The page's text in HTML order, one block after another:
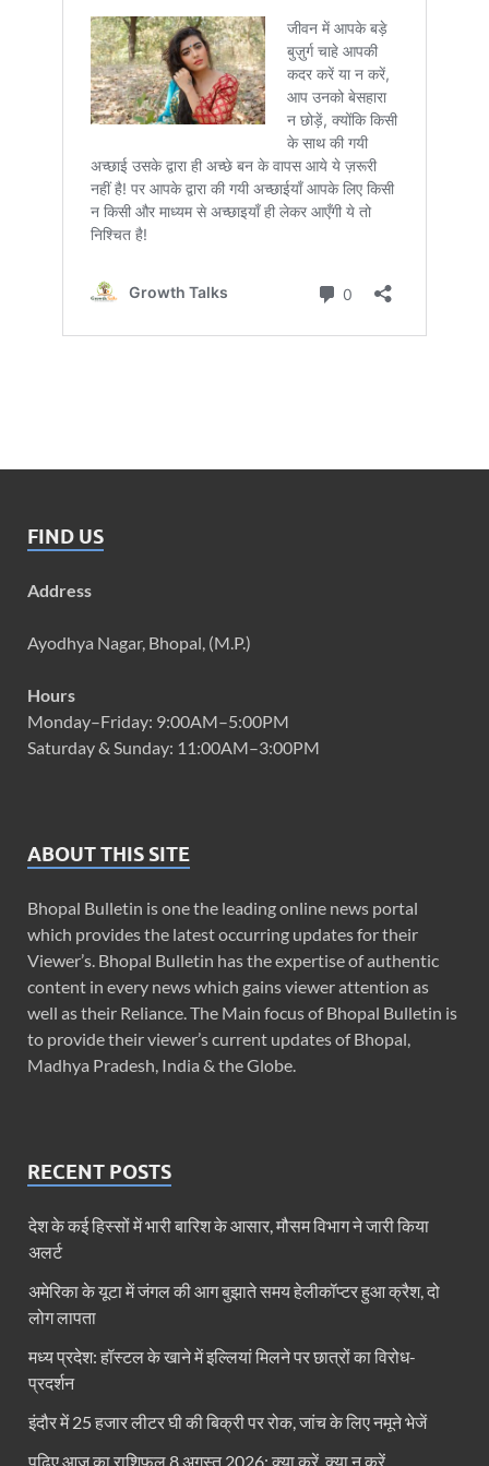
FIND US
Address
Ayodhya Nagar, Bhopal, (M.P.)
Hours
Monday–Friday: 9:00AM–5:00PM
Saturday & Sunday: 11:00AM–3:00PM
ABOUT THIS SITE
Bhopal Bulletin is one the leading online news portal
which provides the latest occurring updates for their
Viewer’s. Bhopal Bulletin has the expertise of authentic
content in every news which gains viewer attention as
well as their Reliance. The Main focus of Bhopal Bulletin is
to provide their viewer’s current updates of Bhopal,
Madhya Pradesh, India & the Globe.
RECENT POSTS
देश के कई हिस्सों में भारी बारिश के आसार, मौसम विभाग ने जारी किया
अलर्ट
अमेरिका के यूटा में जंगल की आग बुझाते समय हेलीकॉप्टर हुआ क्रैश, दो
लोग लापता
मध्य प्रदेश: हॉस्टल के खाने में इल्लियां मिलने पर छात्रों का विरोध-
प्रदर्शन
इंदौर में 25 हजार लीटर घी की बिक्री पर रोक, जांच के लिए नमूने भेजें
पढ़िए आज का राशिफल 8 अगस्त 2026: क्या करें, क्या न करें…